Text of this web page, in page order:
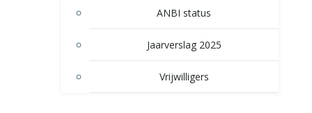
ANBI status
Jaarverslag 2025
Vrijwilligers